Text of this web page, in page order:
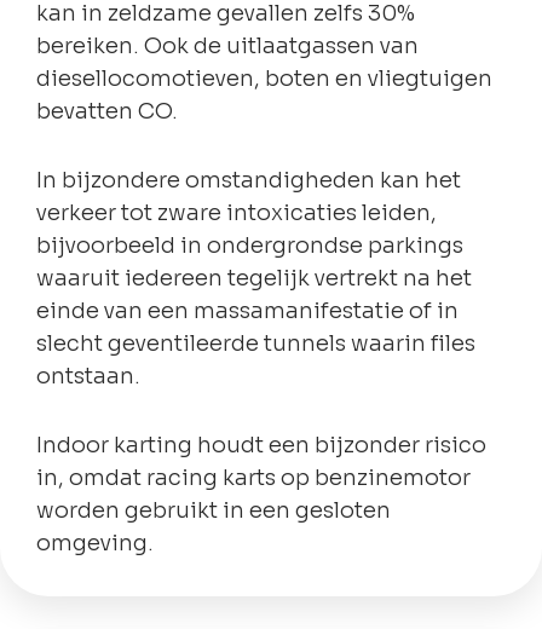
kan in zeldzame gevallen zelfs 30%
bereiken. Ook de uitlaatgassen van
diesellocomotieven, boten en vliegtuigen
bevatten CO.
In bijzondere omstandigheden kan het
verkeer tot zware intoxicaties leiden,
bijvoorbeeld in ondergrondse parkings
waaruit iedereen tegelijk vertrekt na het
einde van een massamanifestatie of in
slecht geventileerde tunnels waarin files
ontstaan.
Indoor karting houdt een bijzonder risico
in, omdat racing karts op benzinemotor
worden gebruikt in een gesloten
omgeving.